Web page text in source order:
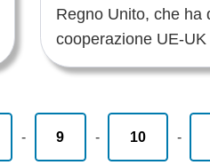
Regno Unito, che ha
cooperazione UE-UK
- 9 - 10 -